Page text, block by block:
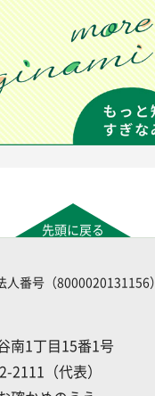
先頭に戻る
人番号（8000020131156）
南1丁目15番1号
2111（代表）